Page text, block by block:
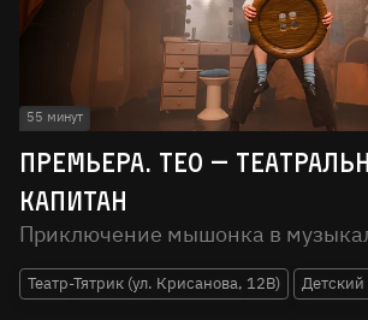
55 минут
Премьера. Тео —
капитан
Приключение мышонка в
Театр-Тятрик (ул. Крисанова, 12В) Детский